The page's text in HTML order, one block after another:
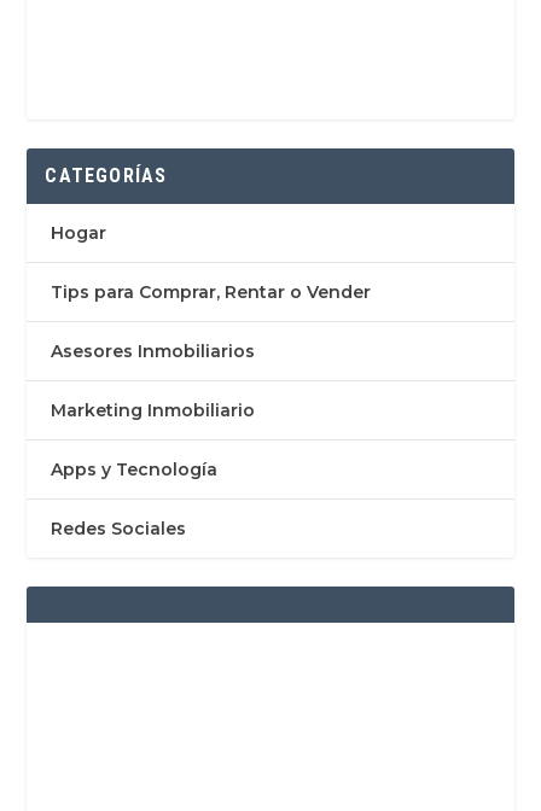
CATEGORÍAS
Hogar
Tips para Comprar, Rentar o Vender
Asesores Inmobiliarios
Marketing Inmobiliario
Apps y Tecnología
Redes Sociales